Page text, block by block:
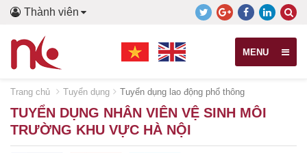
Thành viên
MENU
Trang chủ Tuyển dụng Tuyển dụng lao động phổ thông
TUYỂN DỤNG NHÂN VIÊN VỆ SINH MÔI
TRƯỜNG KHU VỰC HÀ NỘI